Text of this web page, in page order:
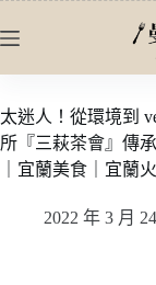
至
內
容
太迷人！從環境到
所『三萩茶會』傳
｜宜蘭美食｜宜蘭
2022 年 3 月